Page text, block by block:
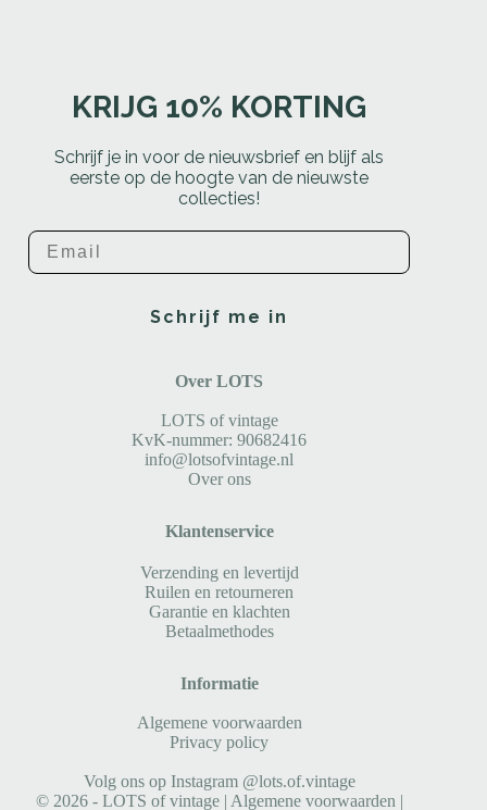
KRIJG 10% KORTING
Schrijf je in voor de nieuwsbrief en blijf als
eerste op de hoogte van de nieuwste
collecties!
Email
Schrijf me in
Over LOTS
LOTS of vintage
KvK-nummer: 90682416
info@lotsofvintage.nl
Over ons
Klantenservice
Verzending en levertijd
Ruilen en retourneren
Garantie en klachten
Betaalmethodes
Informatie
Algemene voorwaarden
Privacy policy
Volg ons op Instagram @lots.of.vintage
© 2026 - LOTS of vintage | Algemene voorwaarden |